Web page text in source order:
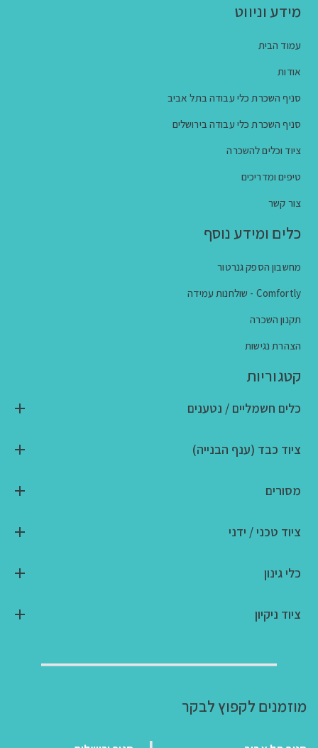
מידע וניווט
עמוד הבית
אודות
סניף השכרת כלי עבודה בתל אביב
סניף השכרת כלי עבודה בירושלים
ציוד וכלים להשכרה
טיפים ומדריכים
צור קשר
כלים ומידע נוסף
מחשבון הספק גנרטור
Comfortly - שולחנות עמידה
תקנון השכרה
הצהרת נגישות
קטגוריות
כלים חשמליים / נטענים
ציוד כבד (ענף הבנייה)
מסורים
ציוד טכני / ידני
כלי גינון
ציוד ניקיון
מוזמנים לקפוץ לבקר